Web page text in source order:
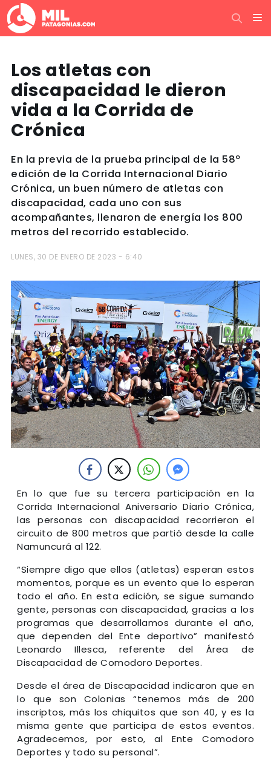
Los atletas con
discapacidad le dieron
vida a la Corrida de
Crónica
En la previa de la prueba principal de la 58º
edición de la Corrida Internacional Diario
Crónica, un buen número de atletas con
discapacidad, cada uno con sus
acompañantes, llenaron de energía los 800
metros del recorrido establecido.
LUNES, 30 DE ENERO DE 2023 - 6:40
En lo que fue su tercera participación en la
Corrida Internacional Aniversario Diario Crónica,
las personas con discapacidad recorrieron el
circuito de 800 metros que partió desde la calle
Namuncurá al 122.
“Siempre digo que ellos (atletas) esperan estos
momentos, porque es un evento que lo esperan
todo el año. En esta edición, se sigue sumando
gente, personas con discapacidad, gracias a los
programas que desarrollamos durante el año,
que dependen del Ente deportivo” manifestó
Leonardo Illesca, referente del Área de
Discapacidad de Comodoro Deportes.
Desde el área de Discapacidad indicaron que en
lo que son Colonias “tenemos más de 200
inscriptos, más los chiquitos que son 40, y es la
misma gente que participa de estos eventos.
Agradecemos, por esto, al Ente Comodoro
Deportes y todo su personal”.